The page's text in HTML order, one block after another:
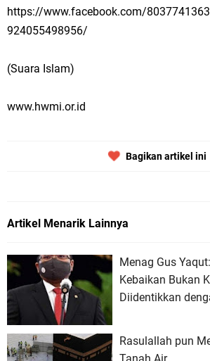
https://www.facebook.com/
924055498956/
(Suara Islam)
www.hwmi.or.id
Bagikan artikel ini
Artikel Menarik Lainnya
Menag Gus
Kebaikan Bukan
Diidentikkan
Rasulallah pun